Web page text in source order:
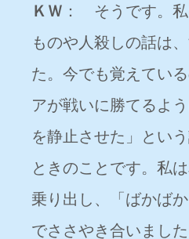
ＫＷ ： そうです。
ものや人殺しの話は
た。今でも覚えてい
アが戦いに勝てるよ
を静止させた」とい
ときのことです。私
乗り出し、「ばかば
でささやき合いまし